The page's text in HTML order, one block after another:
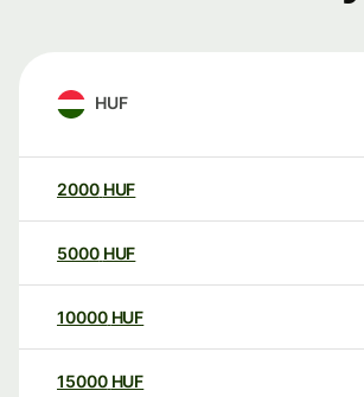
HUF
2000 HUF
5000 HUF
10000 HUF
15000 HUF